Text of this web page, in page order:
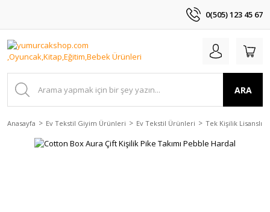
0(505) 123 45 67
ARA
Anasayfa Ev Tekstil Giyim Ürünleri Ev Tekstil Ürünleri Tek Kişilik Lisanslı